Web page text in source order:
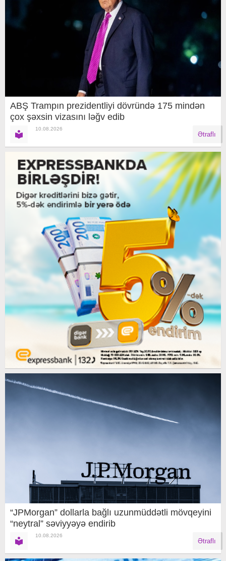
ABŞ Trampın prezidentliyi dövründə 175 mindən
çox şəxsin vizasını ləğv edib
10.08.2026
Ətraflı
“JPMorgan” dollarla bağlı uzunmüddətli mövqeyini
“neytral” səviyyəyə endirib
10.08.2026
Ətraflı